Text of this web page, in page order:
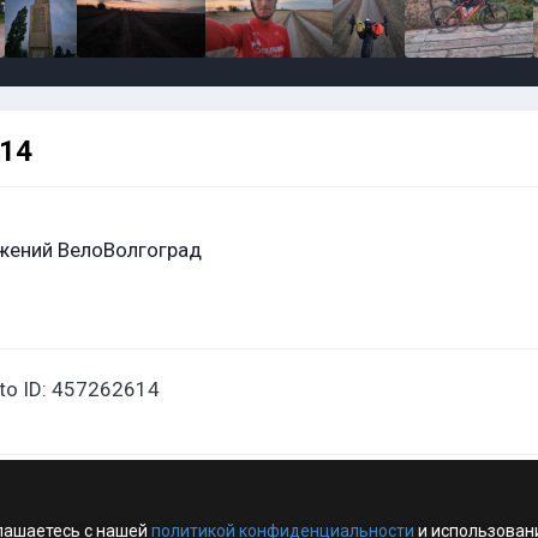
ВелоВолгоград
ID: 457262614
с нашей политикой конфиденциальности и